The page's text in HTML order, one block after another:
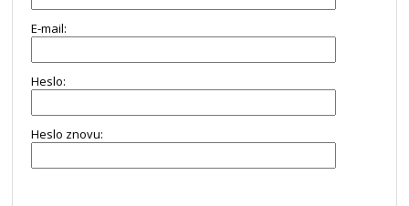
E-mail:
Heslo:
Heslo znovu: